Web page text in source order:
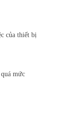
của thiết bị
mức